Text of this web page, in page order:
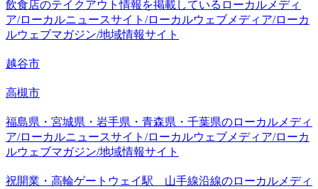
飲食店のテイクアウト情報を掲載しているローカルメディ
ア/ローカルニュースサイト/ローカルウェブメディア/ローカ
ルウェブマガジン/地域情報サイト
越谷市
高槻市
福島県・宮城県・岩手県・青森県・千葉県のローカルメディ
ア/ローカルニュースサイト/ローカルウェブメディア/ローカ
ルウェブマガジン/地域情報サイト
祝開業・高輪ゲートウェイ駅 山手線沿線のローカルメディ